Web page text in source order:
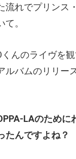
流れでプリンス
。
くんのライヴを
ルバムのリリー
LAのために
たんですよね？